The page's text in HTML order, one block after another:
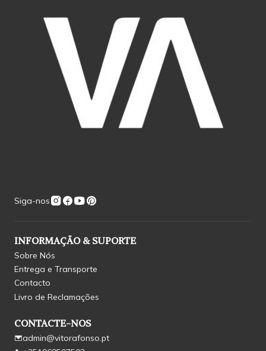
Siga-nos
INFORMAÇÃO & SUPORTE
Sobre Nós
Entrega e Transporte
Contacto
Livro de Reclamações
CONTACTE-NOS
admin@vitorafonso.pt